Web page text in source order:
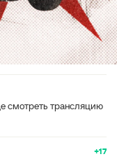
смотреть трансляцию
+17